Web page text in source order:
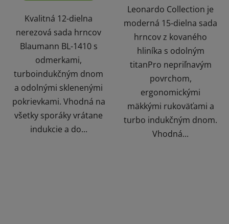
Kvalitná 12-dielna
nerezová sada hrncov
Blaumann BL-1410 s
odmerkami,
turboindukčným dnom
a odolnými sklenenými
pokrievkami. Vhodná na
všetky sporáky vrátane
indukcie a do...
Leonardo Collection je
moderná 15-dielna sada
hrncov z kovaného
hliníka s odolným
titanPro nepriľnavým
povrchom,
ergonomickými
mäkkými rukoväťami a
turbo indukčným dnom.
Vhodná...